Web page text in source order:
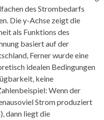
des Strombedarfs
Die y-Achse zeigt die
als Funktions des
basiert auf der
Ferner wurde eine
idealen Bedingungen
keine
Wenn der
Strom produziert
dann liegt die